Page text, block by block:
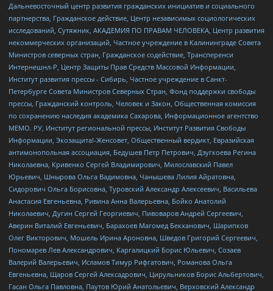
Дальневосточный центр развития гражданских инициатив и социального
партнерства, Гражданское действие, Центр независимых социологических
исследований, Сутяжник, АКАДЕМИЯ ПО ПРАВАМ ЧЕЛОВЕКА, Центр развития
некоммерческих организаций, Частное учреждение в Калининграде Совета
Министров северных стран, Гражданское содействие, Трансперенси
Интернешнл-Р, Центр Защиты Прав Средств Массовой Информации,
Институт развития прессы - Сибирь, Частное учреждение в Санкт-
Петербурге Совета Министров Северных Стран, Фонд поддержки свободы
прессы, Гражданский контроль, Человек и Закон, Общественная комиссия
по сохранению наследия академика Сахарова, Информационное агентство
МЕМО. РУ, Институт региональной прессы, Институт Развития Свободы
Информации, Экозащита!-Женсовет, Общественный вердикт, Евразийская
антимонопольная ассоциация, Бедушев Петр Петрович, Дзугкоева Регина
Николаевна, Кривенко Сергей Владимирович, Милославский Павел
Юрьевич, Шнырова Ольга Вадимовна, Чанышева Лилия Айратовна,
Сидорович Ольга Борисовна, Туровский Александр Алексеевич, Васильева
Анастасия Евгеньевна, Ривина Анна Валерьевна, Бойко Анатолий
Николаевич, Дугин Сергей Георгиевич, Пивоваров Андрей Сергеевич,
Аверин Виталий Евгеньевич, Барахоев Магомед Бекханович, Шарипков
Олег Викторович, Мошель Ирина Ароновна, Шведов Григорий Сергеевич,
Пономарев Лев Александрович, Каргалицкий Борис Юльевич, Созаев
Валерий Валерьевич, Исламов Тимур Рифгатович, Романова Ольга
Евгеньевна, Щаров Сергей Алексадрович, Цирульников Борис Альбертович,
Гасан Ольга Павловна, Паутов Юрий Анатольевич, Верховский Александр